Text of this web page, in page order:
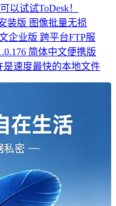
以试试ToDesk！
装版 图像批量无损
企业版 跨平台FTP服
简体中文便携版
速度最快的本地文件